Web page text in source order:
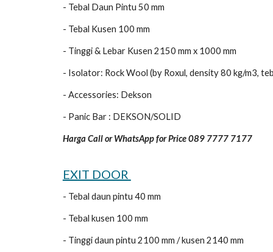
- Tebal Daun Pintu 50 mm
- Tebal Kusen 100 mm
- Tinggi & Lebar Kusen 2150 mm x 1000 mm
- Isolator: Rock Wool (by Roxul, density 80 kg/m3,
- Accessories: Dekson
- Panic Bar : DEKSON/SOLID
Harga Call or WhatsApp for Price 089 7777 7177
EXIT DOOR
- Tebal daun pintu 40 mm
- Tebal kusen 100 mm
- Tinggi daun pintu 2100 mm / kusen 2140 mm